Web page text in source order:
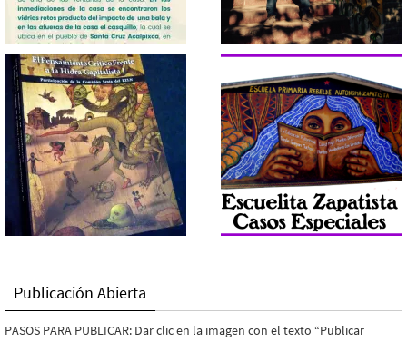
Publicación Abierta
PASOS PARA PUBLICAR: Dar clic en la imagen con el texto “Publicar